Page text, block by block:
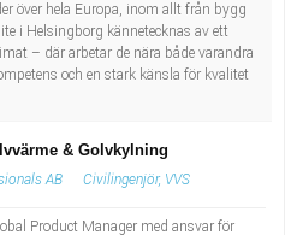
över hela Europa, inom allt från bygg
i Helsingborg kännetecknas av ett
– där arbetar de nära både varandra
och en stark känsla för kvalitet
& Golvkylning
AB Civilingenjör, VVS
Product Manager med ansvar för